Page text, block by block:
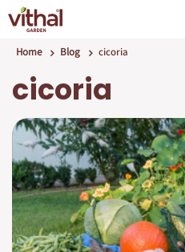
Home Blog cicoria
cicoria